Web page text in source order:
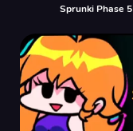
Sprunki Phase 5